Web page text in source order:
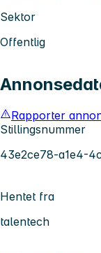
Sektor
Offentlig
Rapporter
Stillingsnummer
43e2ce78-a1e4-
Hentet fra
talentech